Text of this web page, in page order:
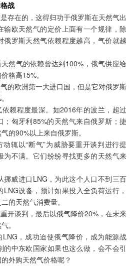
战
存在的，这得归功于俄罗斯在天然气出
输欧天然气的定价上面有一个规律，除
俄罗斯天然气依赖程度越高，气价就越
然气的依赖曾达到100%，俄气供应给
格高15%。
的欧洲第一大进口国，但是它对俄罗斯
赖程度最深。如2016年的波兰，超过
；匈牙利85%的天然气来自俄罗斯；捷
的90%以上来自俄罗斯。
辄以“断气”为威胁要重开谈判进行提
为不满。它们纷纷寻找更多的天然气来
挪威进口LNG，为此这个人口不到三百
设备，预计如果投入全负荷运行，
的天然气消费量。
开谈判，最后以俄气降价20%，在未来
。
，成功迫使俄气降价，成为能源战
中东欧国家如果也这么做，会不会引
外购天然气价格呢？